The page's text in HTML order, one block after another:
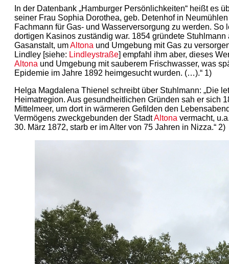
In der Datenbank „Hamburger Persönlichkeiten“ heißt es
seiner Frau Sophia Dorothea, geb. Detenhof in
Fachmann für Gas- und Wasserversorgung zu werden.
dortigen Kasinos zuständig war. 1854 gründete
Gasanstalt, umAltona und Umgebung mit Gas zu
Lindley [siehe: Lindleystraße] empfahl ihm aber, dieses
Altona und Umgebung mit sauberem Frischwasser, was
Epidemie im Jahre 1892 heimgesucht wurden. (…).“ 1)
Helga Magdalena Thienel schreibt über Stuhlmann: „Die
Heimatregion. Aus gesundheitlichen Gründen sah er sich
Mittelmeer, um dort in wärmeren Gefilden den
Vermögens zweckgebunden der StadtAltona vermacht,
30. März 1872, starb er im Alter von 75 Jahren in Nizza.“ 2)